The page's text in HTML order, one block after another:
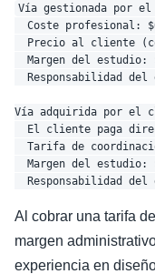
Vía gestionada por
Coste profesional:
Precio al cliente
Margen del estudio:
Responsabilidad del
Vía adquirida por el
El cliente paga
Tarifa de
Margen del estudio:
Al cobrar una tarifa
margen
experiencia en